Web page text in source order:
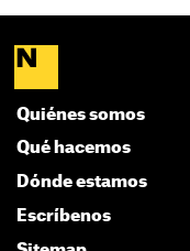
Quiénes somos
Qué hacemos
Dónde estamos
Escríbenos